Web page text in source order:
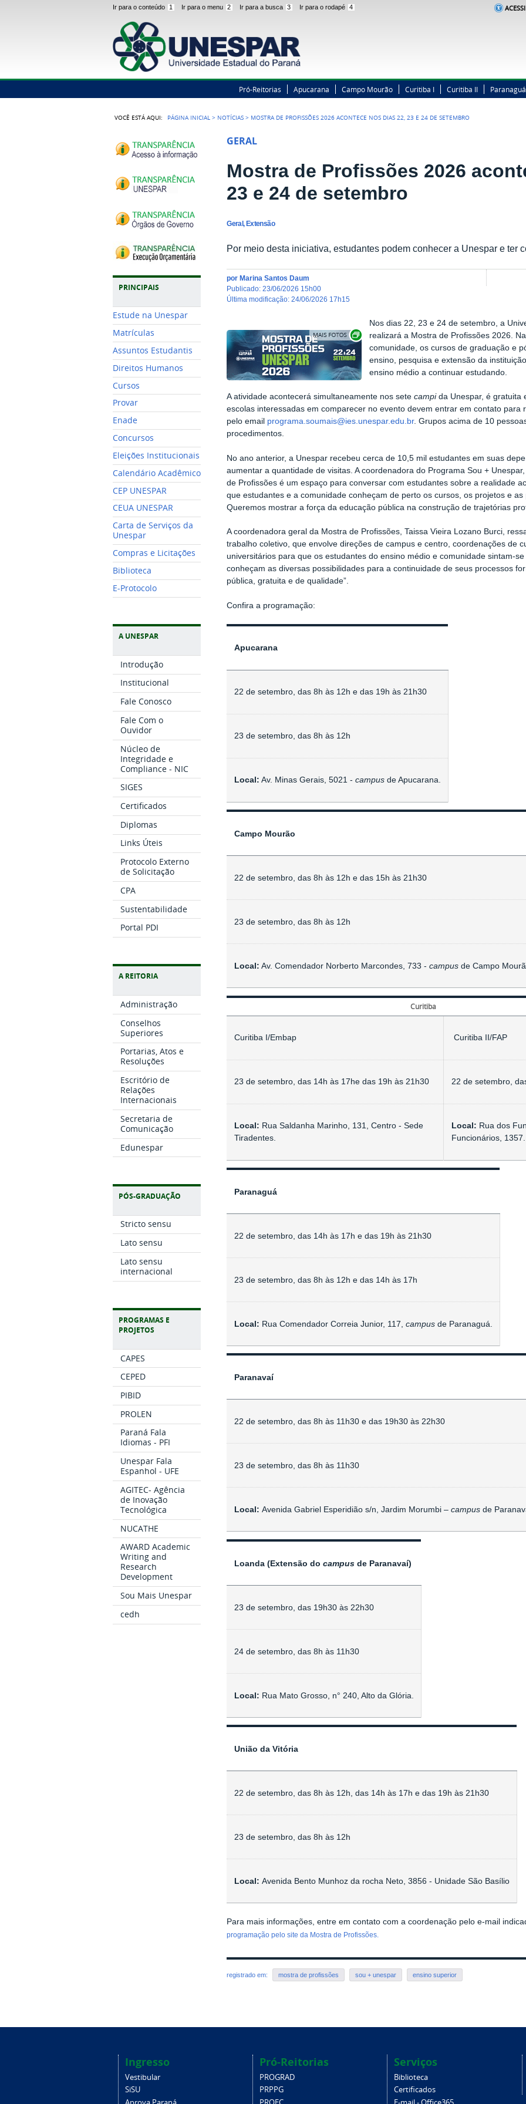
Ir para o conteúdo 1 Ir para o menu 2 Ir para a busca 3 Ir para o rodapé 4
Pró-Reitorias Apucarana Campo Mourão Curitiba I Curitiba II Paranaguá
VOCÊ ESTÁ AQUI: PÁGINA INICIAL > NOTÍCIAS > MOSTRA DE PROFISSÕES 2026 ACONTECE NOS DIAS 22, 23 E 24 DE SETEMBRO
PRINCIPAIS
Estude na Unespar
Matrículas
Assuntos Estudantis
Direitos Humanos
Cursos
Provar
Enade
Concursos
Eleições Institucionais
Calendário Acadêmico
CEP UNESPAR
CEUA UNESPAR
Carta de Serviços da
Unespar
Compras e Licitações
Biblioteca
E-Protocolo
A UNESPAR
Introdução
Institucional
Fale Conosco
Fale Com o
Ouvidor
Núcleo de
Integridade e
Compliance - NIC
SIGES
Certificados
Diplomas
Links Úteis
Protocolo Externo
de Solicitação
CPA
Sustentabilidade
Portal PDI
A REITORIA
Administração
Conselhos
Superiores
Portarias, Atos e
Resoluções
Escritório de
Relações
Internacionais
Secretaria de
Comunicação
Edunespar
PÓS-GRADUAÇÃO
Stricto sensu
Lato sensu
Lato sensu
internacional
PROGRAMAS E
PROJETOS
CAPES
CEPED
PIBID
PROLEN
Paraná Fala
Idiomas - PFI
Unespar Fala
Espanhol - UFE
AGITEC- Agência
de Inovação
Tecnológica
NUCATHE
AWARD Academic
Writing and
Research
Development
Sou Mais Unespar
cedh
GERAL
Mostra de Profissões 2026
23 e 24 de setembro
Geral, Extensão
Por meio desta iniciativa, estudantes podem conhecer a Unespar e ter
por Marina Santos Daum
publicado:23/06/2026 15h00
última modificação:24/06/2026 17h15
Exibir carrossel de imagens
Nos dias 22, 23 e 24 de setembro, a
realizará a Mostra de Profissões 2026.
comunidade, os cursos de graduação e
ensino, pesquisa e extensão da
ensino médio a continuar estudando.
A atividade acontecerá simultaneamente nos setecampida Unespar, é gratuita
escolas interessadas em comparecer no evento devem entrar em contato para
pelo email programa.soumais@ies.unespar.edu.br. Grupos acima de 10
procedimentos.
No ano anterior, a Unespar recebeu cerca de 10,5 mil estudantes em suas
aumentar a quantidade de visitas. A coordenadora do Programa Sou +
de Profissões é um espaço para conversar com estudantes sobre a realidade
que estudantes e a comunidade conheçam de perto os cursos, os projetos e
Queremos mostrar a força da educação pública na construção de trajetórias
A coordenadora geral da Mostra de Profissões, Taissa Vieira Lozano Burci,
trabalho coletivo, que envolve direções de campus e centro, coordenações de
universitários para que os estudantes do ensino médio e comunidade sintam-
conheçam as diversas possibilidades para a continuidade de seus processos
pública, gratuita e de qualidade”.
Confira a programação:
Apucarana
22 de setembro, das 8h às 12h e das 19h às 21h30
23 de setembro, das 8h às 12h
Local: Av. Minas Gerais, 5021 - campus de Apucarana.
Campo Mourão
22 de setembro, das 8h às 12h e das 15h às 21h30
23 de setembro, das 8h às 12h
Local: Av. Comendador Norberto Marcondes, 733 - campus de Campo
Curitiba
Curitiba I/Embap Curitiba II/FAP
23 de setembro, das 14h às 17he das 19h às 21h30 22 de setembro,
Local: Rua Saldanha Marinho, 131, Centro - Sede
Tiradentes.
Local: Rua dos
Funcionários, 1357.
Paranaguá
22 de setembro, das 14h às 17h e das 19h às 21h30
23 de setembro, das 8h às 12h e das 14h às 17h
Local: Rua Comendador Correia Junior, 117, campus de Paranaguá.
Paranavaí
22 de setembro, das 8h às 11h30 e das 19h30 às 22h30
23 de setembro, das 8h às 11h30
Local: Avenida Gabriel Esperidião s/n, Jardim Morumbi – campus de
Loanda (Extensão do campus de Paranavaí)
23 de setembro, das 19h30 às 22h30
24 de setembro, das 8h às 11h30
Local: Rua Mato Grosso, n° 240, Alto da Glória.
União da Vitória
22 de setembro, das 8h às 12h, das 14h às 17h e das 19h às 21h30
23 de setembro, das 8h às 12h
Local: Avenida Bento Munhoz da rocha Neto, 3856 - Unidade São Basílio
Para mais informações, entre em contato com a coordenação pelo e-mail
programação pelo site da Mostra de Profissões.
registrado em: mostra de profissões sou + unespar ensino superior
Ingresso
Vestibular
SiSU
Pró-Reitorias
PROGRAD
PRPPG
Serviços
Biblioteca
Certificados